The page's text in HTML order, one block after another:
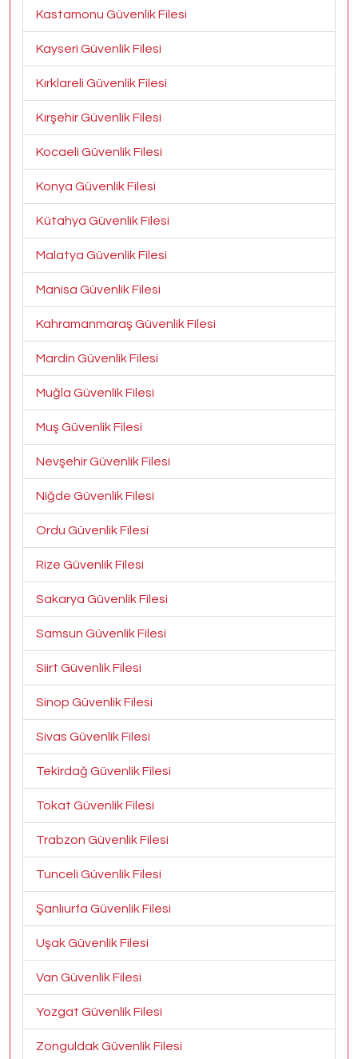
Kastamonu Güvenlik Filesi
Kayseri Güvenlik Filesi
Kırklareli Güvenlik Filesi
Kırşehir Güvenlik Filesi
Kocaeli Güvenlik Filesi
Konya Güvenlik Filesi
Kütahya Güvenlik Filesi
Malatya Güvenlik Filesi
Manisa Güvenlik Filesi
Kahramanmaraş Güvenlik Filesi
Mardin Güvenlik Filesi
Muğla Güvenlik Filesi
Muş Güvenlik Filesi
Nevşehir Güvenlik Filesi
Niğde Güvenlik Filesi
Ordu Güvenlik Filesi
Rize Güvenlik Filesi
Sakarya Güvenlik Filesi
Samsun Güvenlik Filesi
Siirt Güvenlik Filesi
Sinop Güvenlik Filesi
Sivas Güvenlik Filesi
Tekirdağ Güvenlik Filesi
Tokat Güvenlik Filesi
Trabzon Güvenlik Filesi
Tunceli Güvenlik Filesi
Şanlıurfa Güvenlik Filesi
Uşak Güvenlik Filesi
Van Güvenlik Filesi
Yozgat Güvenlik Filesi
Zonguldak Güvenlik Filesi